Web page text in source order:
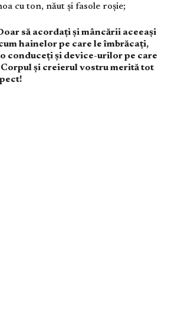
cu ton, năut și fasole roșie;
să acordați și mâncării aceeași
hainelor pe care le îmbrăcați,
conduceți și device-urilor pe care
și creierul vostru merită tot